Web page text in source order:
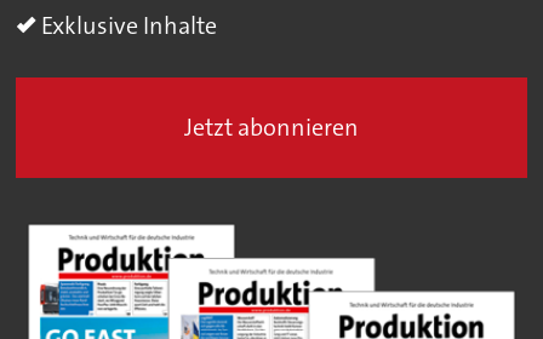
Exklusive Inhalte
Jetzt abonnieren